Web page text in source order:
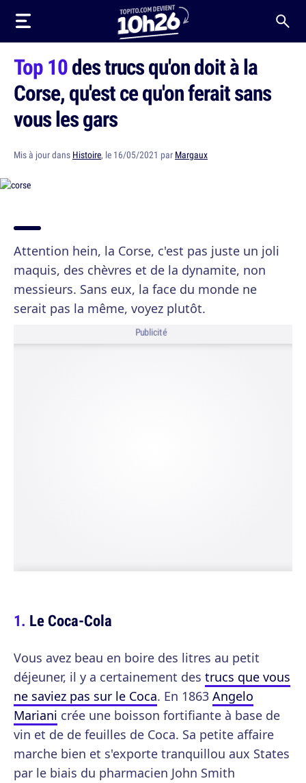
Top 10des trucs qu'on doit à la
Corse, qu'est ce qu'on ferait sans
vous les gars
Mis à jour dans Histoire, le 16/05/2021 par Margaux
Attention hein, la Corse, c'est pas juste un joli
maquis, des chèvres et de la dynamite, non
messieurs. Sans eux, la face du monde ne
serait pas la même, voyez plutôt.
Publicité
Le Coca-Cola
Vous avez beau en boire des litres au petit
déjeuner, il y a certainement des trucs que vous
ne saviez pas sur le Coca. En 1863 Angelo
Mariani crée une boisson fortifiante à base de
vin et de de feuilles de Coca. Sa petite affaire
marche bien et s'exporte tranquillou aux States
par le biais du pharmacien John Smith